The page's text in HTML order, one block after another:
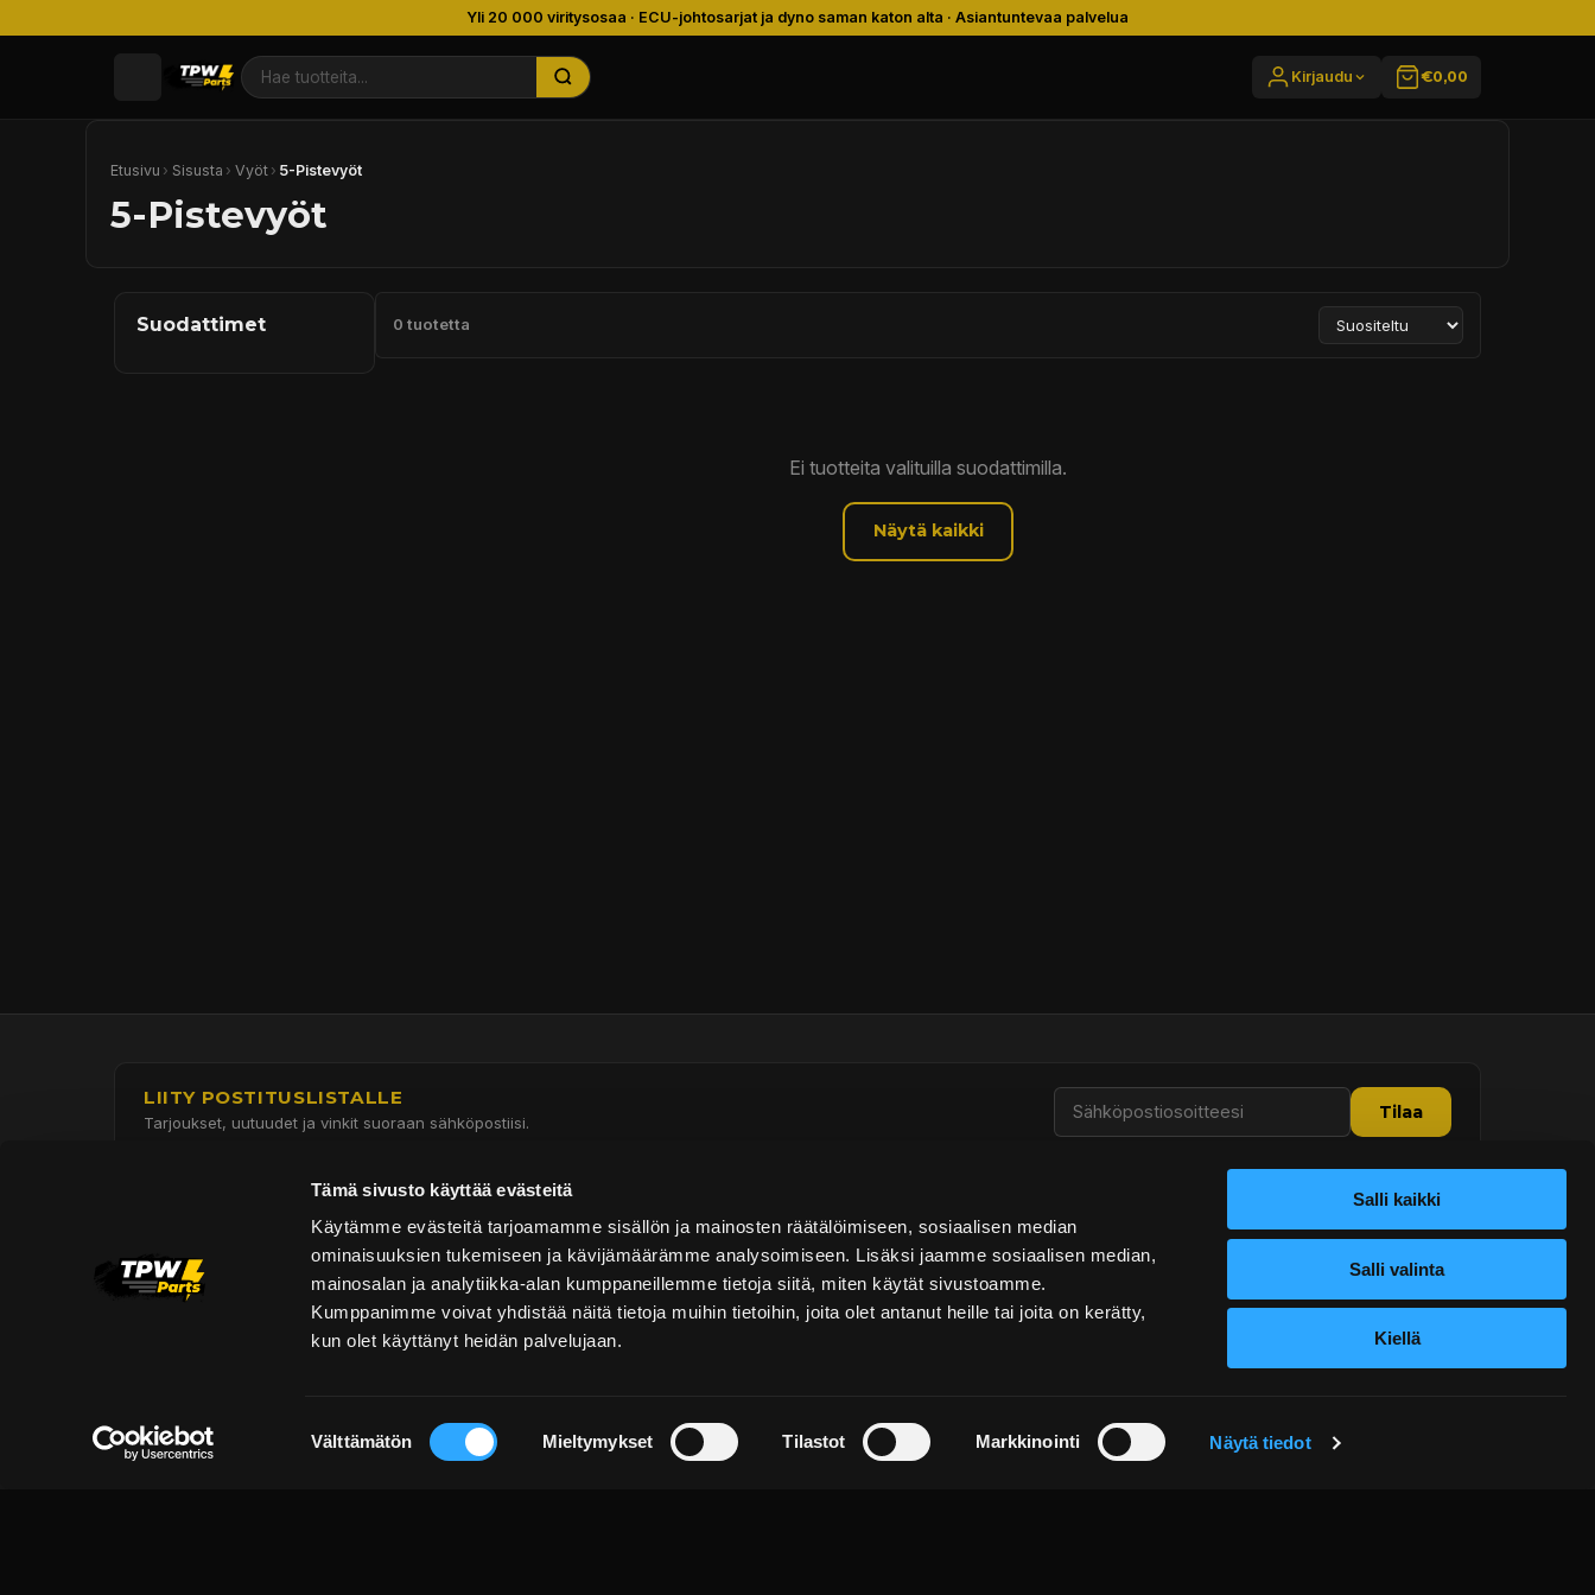
Tämä sivusto käyttää evästeitä
Käytämme evästeitä tarjoamamme sisällön ja mainosten räätälöimiseen, sosiaalisen median
ominaisuuksien tukemiseen ja kävijämäärämme analysoimiseen. Lisäksi jaamme sosiaalisen median,
mainosalan ja analytiikka-alan kumppaneillemme tietoja siitä, miten käytät sivustoamme.
Kumppanimme voivat yhdistää näitä tietoja muihin tietoihin, joita olet antanut heille tai joita on kerätty,
kun olet käyttänyt heidän palvelujaan.
Välttämätön Mieltymykset Tilastot Markkinointi Näytä tiedot
Salli kaikki
Salli valinta
Kiellä
Yli 20 000 viritysosaa · ECU-johtosarjat ja dyno saman katon alta · Asiantuntevaa palvelua
Kirjaudu €0,00
Etusivu › Sisusta › Vyöt › 5-Pistevyöt
5-Pistevyöt
Suodattimet 0 tuotetta
Ei tuotteita valituilla suodattimilla.
Näytä kaikki
LIITY POSTITUSLISTALLE
Tarjoukset, uutuudet ja vinkit suoraan sähköpostiisi.
Tilaa
Y-tunnus: 3461834-3
Asiakaspalvelu:
asiakaspalvelu@tpwparts.com
Omat tilaukset
Omat tietoni
Tietosuojakäytäntö
Toimituskäytäntö
Käyttöehdot
Kauppa